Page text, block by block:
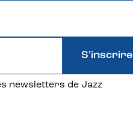
newsletters de Jazz
S'inscrire